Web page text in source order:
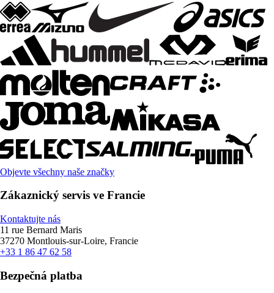
Objevte všechny naše značky
Zákaznický servis ve Francie
Kontaktujte nás
11 rue Bernard Maris
37270 Montlouis-sur-Loire, Francie
+33 1 86 47 62 58
Bezpečná platba